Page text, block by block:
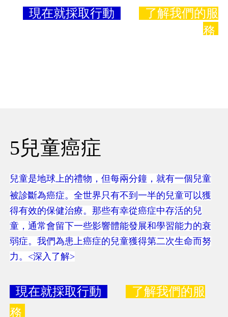
現在就採取行動 了解我們的服
務
5兒童癌症
兒童是地球上的禮物，但每兩分鐘，就有一個兒童
被診斷為癌症。全世界只有不到一半的兒童可以獲
得有效的保健治療。那些有幸從癌症中存活的兒
童，通常會留下一些影響體能發展和學習能力的衰
弱症。我們為患上癌症的兒童獲得第二次生命而努
力。<深入了解>
現在就採取行動 了解我們的服
務